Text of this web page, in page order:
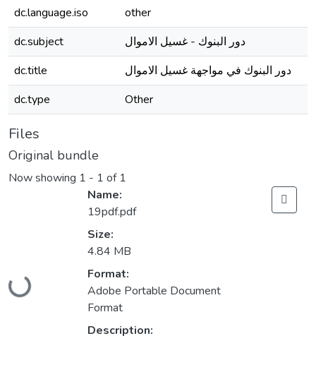
dc.language.iso
other
dc.subject
دور البنوك - غسيل الاموال
dc.title
دور البنوك في مواجهة غسيل الاموال
dc.type
Other
Files
Original bundle
Now showing 1 - 1 of 1
Loading...
Name:
19pdf.pdf
Size:
4.84 MB
Format:
Adobe Portable Document
Format
Description: